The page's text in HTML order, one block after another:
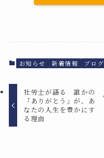
お知らせ 新着情報 ブログ
社労士が語る 誰かの
「ありがとう」が、あ
なたの人生を豊かにす
る理由